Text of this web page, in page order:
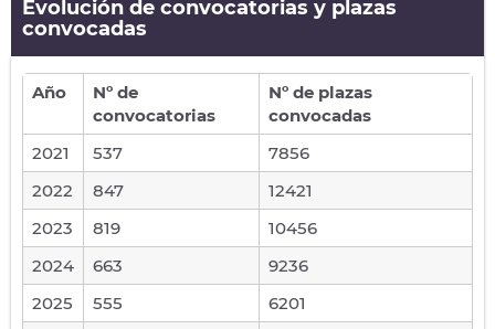
Evolución de convocatorias y plazas
convocadas
Año
Nº de
convocatorias
Nº de plazas
convocadas
2021
537
7856
2022
847
12421
2023
819
10456
2024
663
9236
2025
555
6201